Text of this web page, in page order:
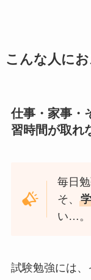
こんな人にお
仕事・家事・
習時間が取れ
毎日
そ、
い…。
試験勉強には、